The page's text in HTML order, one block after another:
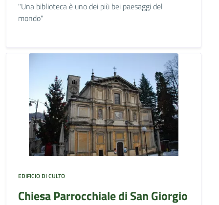
"Una biblioteca è uno dei più bei paesaggi del
mondo"
EDIFICIO DI CULTO
Chiesa Parrocchiale di San Giorgio